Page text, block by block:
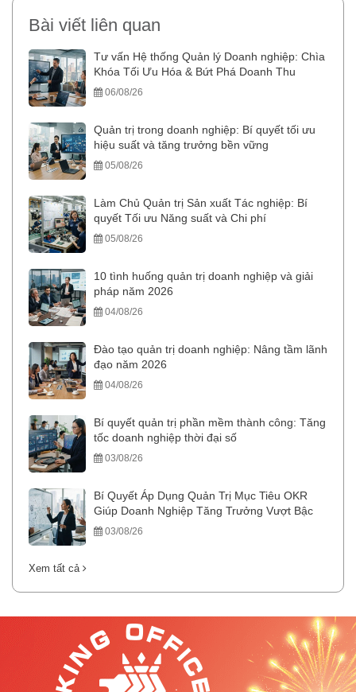
Bài viết liên quan
Tư vấn Hệ thống Quản lý Doanh nghiệp: Chìa
Khóa Tối Ưu Hóa & Bứt Phá Doanh Thu
06/08/26
Quản trị trong doanh nghiệp: Bí quyết tối ưu
hiệu suất và tăng trưởng bền vững
05/08/26
Làm Chủ Quản trị Sản xuất Tác nghiệp: Bí
quyết Tối ưu Năng suất và Chi phí
05/08/26
10 tình huống quản trị doanh nghiệp và giải
pháp năm 2026
04/08/26
Đào tạo quản trị doanh nghiệp: Nâng tầm lãnh
đạo năm 2026
04/08/26
Bí quyết quản trị phần mềm thành công: Tăng
tốc doanh nghiệp thời đại số
03/08/26
Bí Quyết Áp Dụng Quản Trị Mục Tiêu OKR
Giúp Doanh Nghiệp Tăng Trưởng Vượt Bậc
03/08/26
Xem tất cả
.